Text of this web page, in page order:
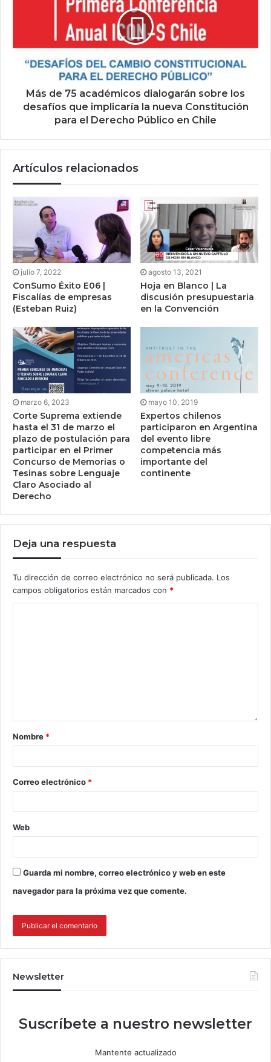
Más de 75 académicos dialogarán sobre los
desafíos que implicaría la nueva Constitución
para el Derecho Público en Chile
Artículos relacionados
julio 7, 2022
ConSumo Éxito E06 |
Fiscalías de empresas
(Esteban Ruiz)
agosto 13, 2021
Hoja en Blanco | La
discusión presupuestaria
en la Convención
marzo 6, 2023
Corte Suprema extiende
hasta el 31 de marzo el
plazo de postulación para
participar en el Primer
Concurso de Memorias o
Tesinas sobre Lenguaje
Claro Asociado al
Derecho
mayo 10, 2019
Expertos chilenos
participaron en Argentina
del evento libre
competencia más
importante del
continente
Deja una respuesta
Tu dirección de correo electrónico no será publicada. Los
campos obligatorios están marcados con *
Nombre *
Correo electrónico *
Web
Guarda mi nombre, correo electrónico y web en este
navegador para la próxima vez que comente.
Newsletter
Suscríbete a nuestro newsletter
Mantente actualizado